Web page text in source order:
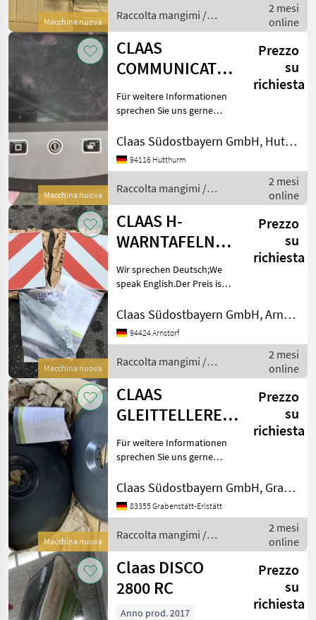
Macchina nuova
gültig
Raccolta mangimi /
Claas
2 mesi
online
Macchina nuova
CLAAS
COMMUNICATOR
II
Prezzo
su
richiesta
Für weitere Informationen
sprechen Sie uns gerne
Deutsch;We speak
English.Der Preis ist für den
dargestellten Zustand
Besc
Claas Südostbayern GmbH, Hutthurm
94116 Hutthurm
Raccolta mangimi /
Claas
2 mesi
online
Macchina nuova
CLAAS H-
WARNTAFELN
SERIE S03.0010
Prezzo
su
richiesta
Wir sprechen Deutsch;We
speak English.Der Preis ist
Zustand gültig. Die
Beschreibung und die
und es wird
Claas Südostbayern GmbH, Arnstorf
94424 Arnstorf
Raccolta mangimi /
Claas
2 mesi
online
Macchina nuova
CLAAS
GLEITTELLERERHÖHUNG
306 207.0
Prezzo
su
richiesta
Für weitere Informationen
sprechen Sie uns gerne
Deutsch.We speak
English.Der Preis ist für den
dargestellten Zustand
Besc
Claas Südostbayern GmbH, Grabenstätt-Erlstätt
83355 Grabenstätt-Erlstätt
Raccolta mangimi /
Claas
2 mesi
online
Claas DISCO
2800 RC
Prezzo
su
richiesta
Anno prod. 2017